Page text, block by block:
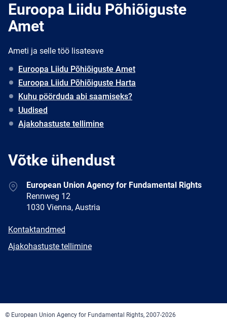
Euroopa Liidu Põhiõiguste
Amet
Ameti ja selle töö lisateave
Euroopa Liidu Põhiõiguste Amet
Euroopa Liidu Põhiõiguste Harta
Kuhu pöörduda abi saamiseks?
Uudised
Ajakohastuste tellimine
Võtke ühendust
AddressEuropean Union Agency for Fundamental Rights
Rennweg 12
1030 Vienna, Austria
E-
Kontaktandmed
Newsletter
Ajakohastuste tellimine
© European Union Agency for Fundamental Rights, 2007-2026